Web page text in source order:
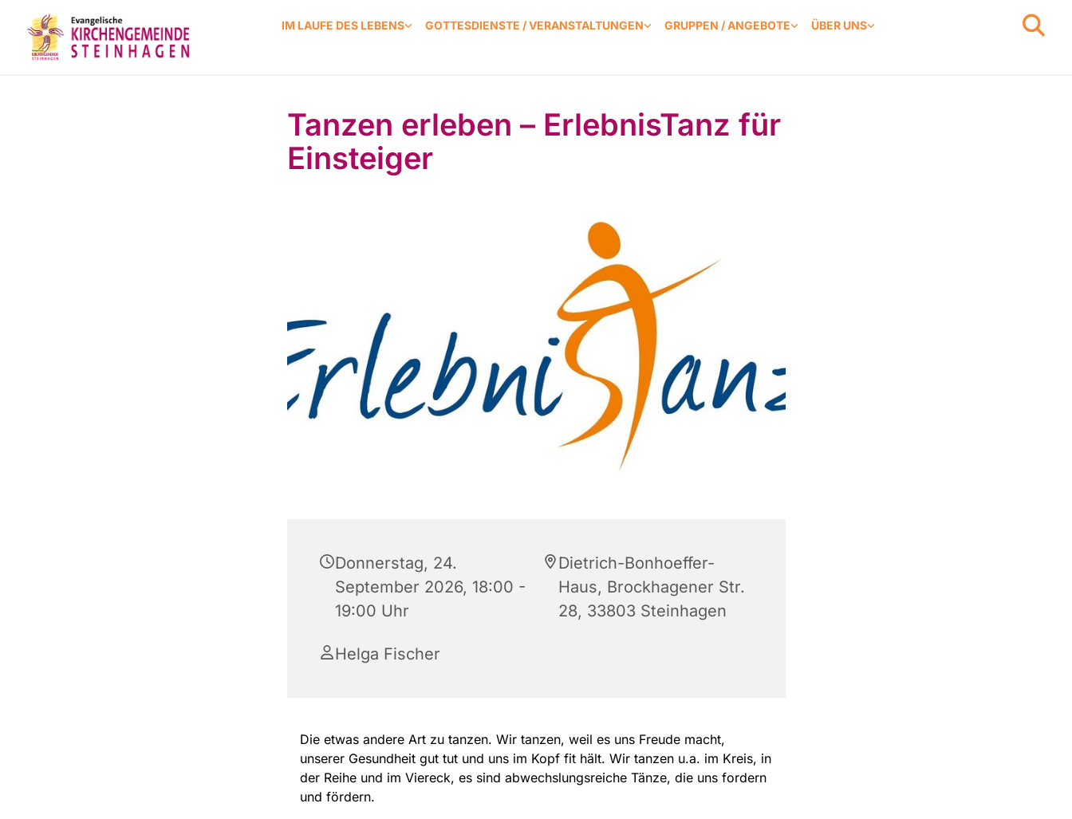
IM LAUFE DES LEBENS GOTTESDIENSTE / VERANSTALTUNGEN GRUPPEN / ANGEBOTE ÜBER UNS
Tanzen erleben – ErlebnisTanz für
Einsteiger
Donnerstag, 24.
September 2026, 18:00 -
19:00 Uhr
Dietrich-Bonhoeffer-
Haus, Brockhagener Str.
28, 33803 Steinhagen
Helga Fischer
Die etwas andere Art zu tanzen. Wir tanzen, weil es uns Freude macht,
unserer Gesundheit gut tut und uns im Kopf fit hält. Wir tanzen u.a. im Kreis, in
der Reihe und im Viereck, es sind abwechslungsreiche Tänze, die uns fordern
und fördern.